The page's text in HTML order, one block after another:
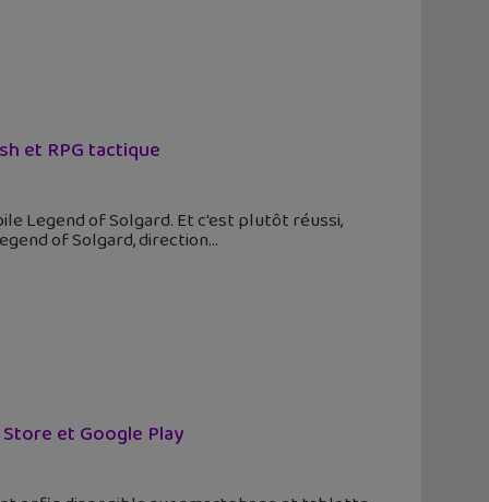
et RPG tactique
Legend of Solgard. Et c'est plutôt réussi,
of Solgard, direction
et Google Play